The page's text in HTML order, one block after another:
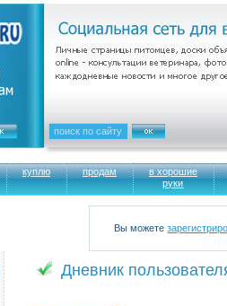
куплю продам
в хорошие
руки
Вы можете
Дневник